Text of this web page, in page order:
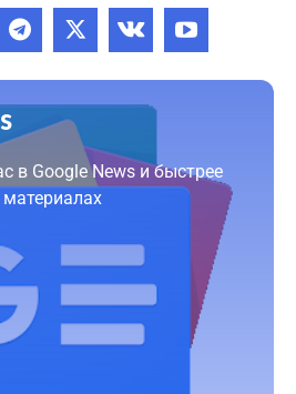
в Google News и быстрее